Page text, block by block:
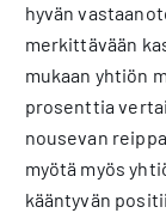
hyvän
merkittävään
mukaan yhtiön
prosenttia
nousevan
myötä myös
kääntyvän